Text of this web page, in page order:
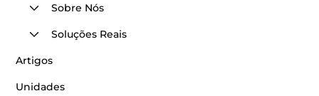
Sobre Nós
Soluções Reais
Artigos
Unidades